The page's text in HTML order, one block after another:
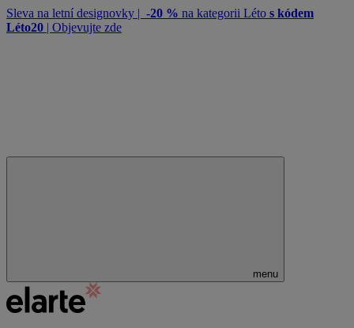
Sleva na letní designovky | -20 % na kategorii Léto s kódem
Léto20 | Objevujte zde
menu